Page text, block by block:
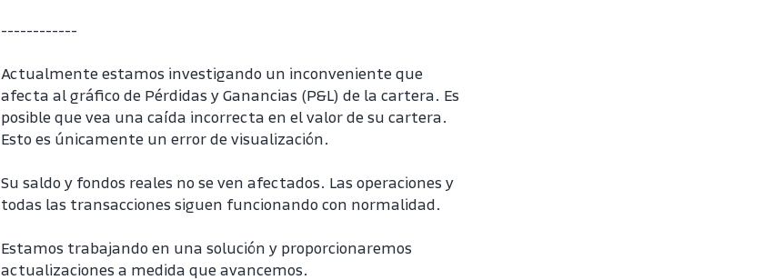
------------
Actualmente estamos investigando un inconveniente que
afecta al gráfico de Pérdidas y Ganancias (P&L) de la cartera. Es
posible que vea una caída incorrecta en el valor de su cartera.
Esto es únicamente un error de visualización.
Su saldo y fondos reales no se ven afectados. Las operaciones y
todas las transacciones siguen funcionando con normalidad.
Estamos trabajando en una solución y proporcionaremos
actualizaciones a medida que avancemos.